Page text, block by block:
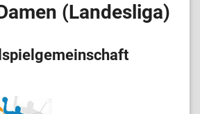
(Landesliga)